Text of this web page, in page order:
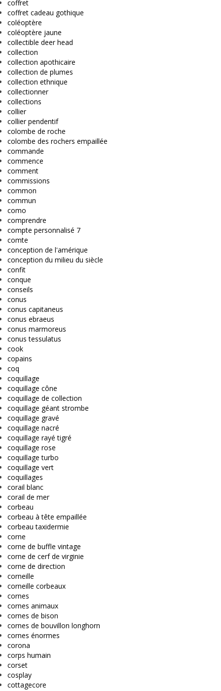
coffret
coffret cadeau gothique
coléoptère
coléoptère jaune
collectible deer head
collection
collection apothicaire
collection de plumes
collection ethnique
collectionner
collections
collier
collier pendentif
colombe de roche
colombe des rochers empaillée
commande
commence
comment
commissions
common
commun
como
comprendre
compte personnalisé 7
comte
conception de l'amérique
conception du milieu du siècle
confit
conque
conseils
conus
conus capitaneus
conus ebraeus
conus marmoreus
conus tessulatus
cook
copains
coq
coquillage
coquillage cône
coquillage de collection
coquillage géant strombe
coquillage gravé
coquillage nacré
coquillage rayé tigré
coquillage rose
coquillage turbo
coquillage vert
coquillages
corail blanc
corail de mer
corbeau
corbeau à tête empaillée
corbeau taxidermie
corne
corne de buffle vintage
corne de cerf de virginie
corne de direction
corneille
corneille corbeaux
cornes
cornes animaux
cornes de bison
cornes de bouvillon longhorn
cornes énormes
corona
corps humain
corset
cosplay
cottagecore